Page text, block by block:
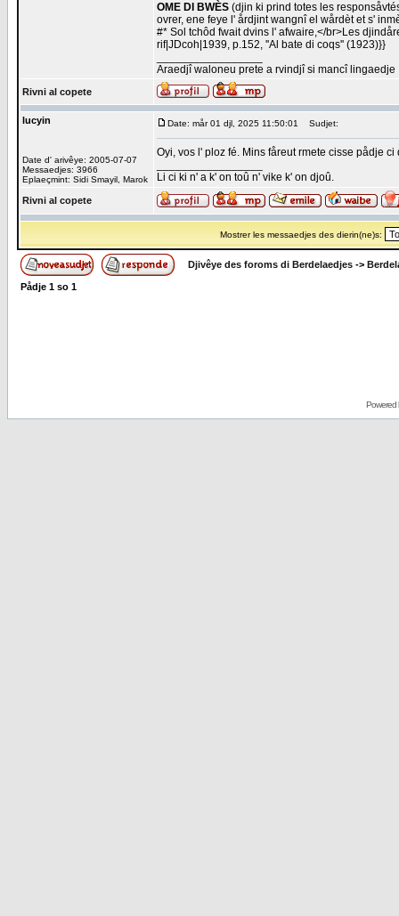
OME DI BWÈS (djin ki prind totes les
ovrer, ene feye l' årdjint wangnî el wårdèt et s'
#* Sol tchôd fwait dvins l' afwaire,</br>Les
rif|JDcoh|1939, p.152, ''Al bate di coqs'' (1923)}}
Araedjî waloneu prete a rvindjî si mancî lingaedje
Rivni al copete
lucyin
Date d' arivêye: 2005-07-07
Messaedjes: 3966
Eplaeçmint: Sidi Smayil, Marok
Date: mår 01 djl, 2025 11:50:01 Sudjet:
Oyi, vos l' ploz fé. Mins fåreut rmete cisse pådje
Li ci ki n' a k' on toû n' vike k' on djoû.
Rivni al copete
Mostrer les messaedjes des dierin(ne)s:
Djivêye des foroms di Berdelaedjes ->
Pådje 1 so 1
Powered